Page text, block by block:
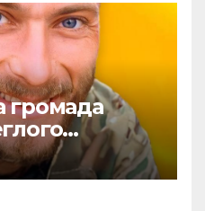
громада
Сергія